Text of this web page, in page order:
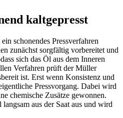
kaltgepresst
schonendes Pressverfahren
zunächst sorgfältig vorbereitet und
sich das Öl aus dem Inneren
Verfahren prüft der Müller
ist. Erst wenn Konsistenz und
Pressvorgang. Dabei wird
chemische Zusätze gewonnen.
aus der Saat aus und wird